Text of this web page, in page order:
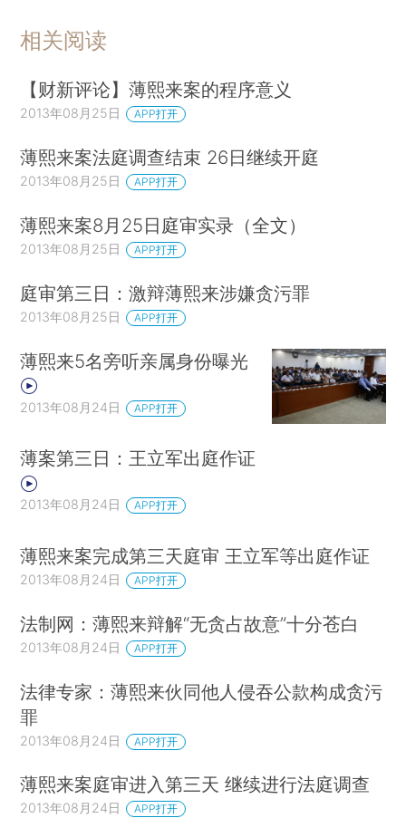
相关阅读
【财新评论】薄熙来案的程序意义
2013年08月25日 APP打开
薄熙来案法庭调查结束 26日继续开庭
2013年08月25日 APP打开
薄熙来案8月25日庭审实录（全文）
2013年08月25日 APP打开
庭审第三日：激辩薄熙来涉嫌贪污罪
2013年08月25日 APP打开
薄熙来5名旁听亲属身份曝光
2013年08月24日 APP打开
薄案第三日：王立军出庭作证
2013年08月24日 APP打开
薄熙来案完成第三天庭审 王立军等出庭作证
2013年08月24日 APP打开
法制网：薄熙来辩解“无贪占故意”十分苍白
2013年08月24日 APP打开
法律专家：薄熙来伙同他人侵吞公款构成贪污
罪
2013年08月24日 APP打开
薄熙来案庭审进入第三天 继续进行法庭调查
2013年08月24日 APP打开